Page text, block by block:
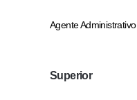
Agente Administrativo
Superior